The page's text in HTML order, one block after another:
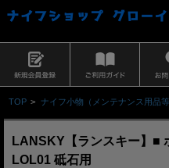
TOP > ナイフ小物（メンテナンス用品等
LANSKY【ランスキー】■
LOL01 砥石用